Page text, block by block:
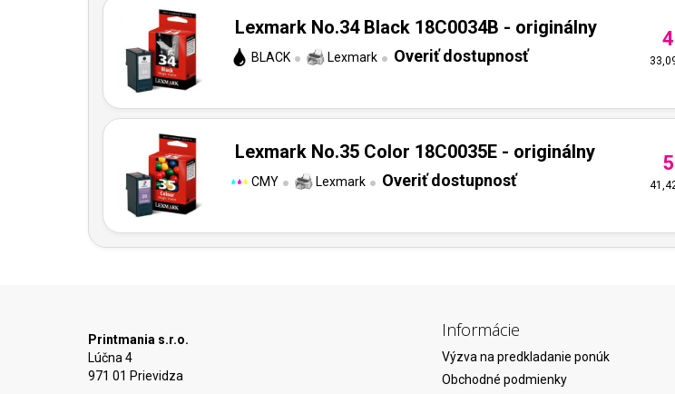
Lexmark No.34 Black 18C0034B - originálny
BLACK Lexmark Overiť dostupnosť
Lexmark No.35 Color 18C0035E - originálny
CMY Lexmark Overiť dostupnosť
Printmania s.r.o.
Lúčna 4
971 01 Prievidza
Informácie
Výzva na predkladanie ponúk
Obchodné podmienky